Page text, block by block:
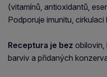
(vitamínů, antioxidantů,
Podporuje imunitu,
Receptura je bez obilovin,
barviv a přidaných